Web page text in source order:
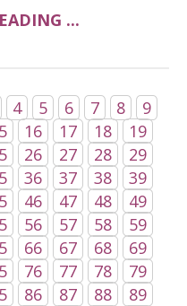
...
4 5 6 7 8
9
16 17 18
19
26 27 28
29
36 37 38
39
46 47 48
49
56 57 58
59
66 67 68
69
76 77 78
79
86 87 88
89